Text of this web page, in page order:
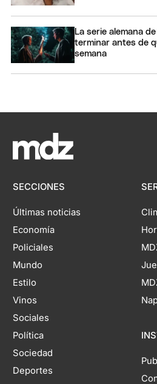
La serie alemana
terminar antes de
semana
SECCIONES
Últimas noticias
Economía
Policiales
Mundo
Estilo
Vinos
Sociales
Política
Sociedad
Deportes